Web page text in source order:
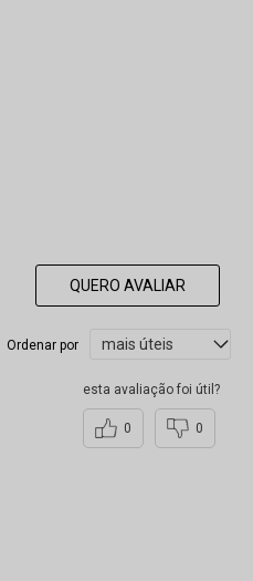
QUERO AVALIAR
Ordenar por
esta avaliação foi útil?
0 0